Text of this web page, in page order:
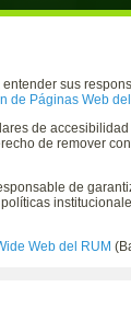
sus
de Páginas Web
de
de remover
de
Web del RUM